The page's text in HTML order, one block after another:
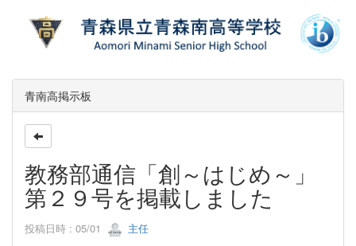
青南高掲示板
教務部通信「創～はじめ～」
第２９号を掲載しました
投稿日時 : 05/01 主任